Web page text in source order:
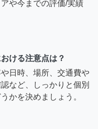
や今までの評価/実績
ける注意点は？
日時、場所、交通費や
など、しっかりと個別
かを決めましょう。